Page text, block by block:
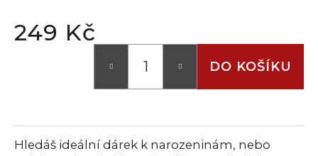
249 Kč
DO KOŠÍKU
Hledáš ideální dárek k narozeninám, nebo
p
o
e
m